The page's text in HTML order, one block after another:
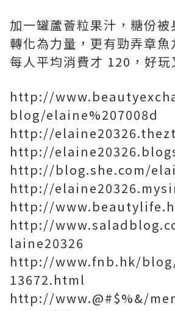
加一罐蘆薈粒果汁，糖份
轉化為力量，更有勁弄章魚
每人平均消費才 120，好玩
http://
blog/elaine%207008d
http://
http://
http://blog.she.com/
http://
http://
http://
laine20326
http://www.fnb.hk/
13672.html
http://www.@#$%&/